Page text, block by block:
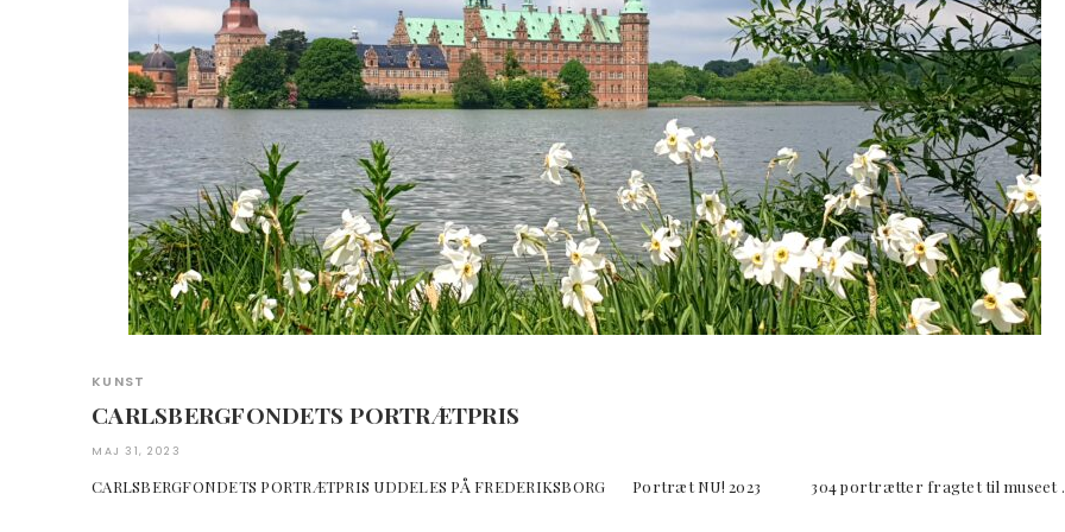
KUNST
CARLSBERGFONDETS PORTRÆTPRIS
MAJ 31, 2023
CARLSBERGFONDETS PORTRÆTPRIS UDDELES PÅ FREDERIKSBORG Portræt NU! 2023 304 portrætter fragtet til museet